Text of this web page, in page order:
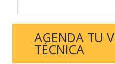
AGENDA TU
TÉCNICA